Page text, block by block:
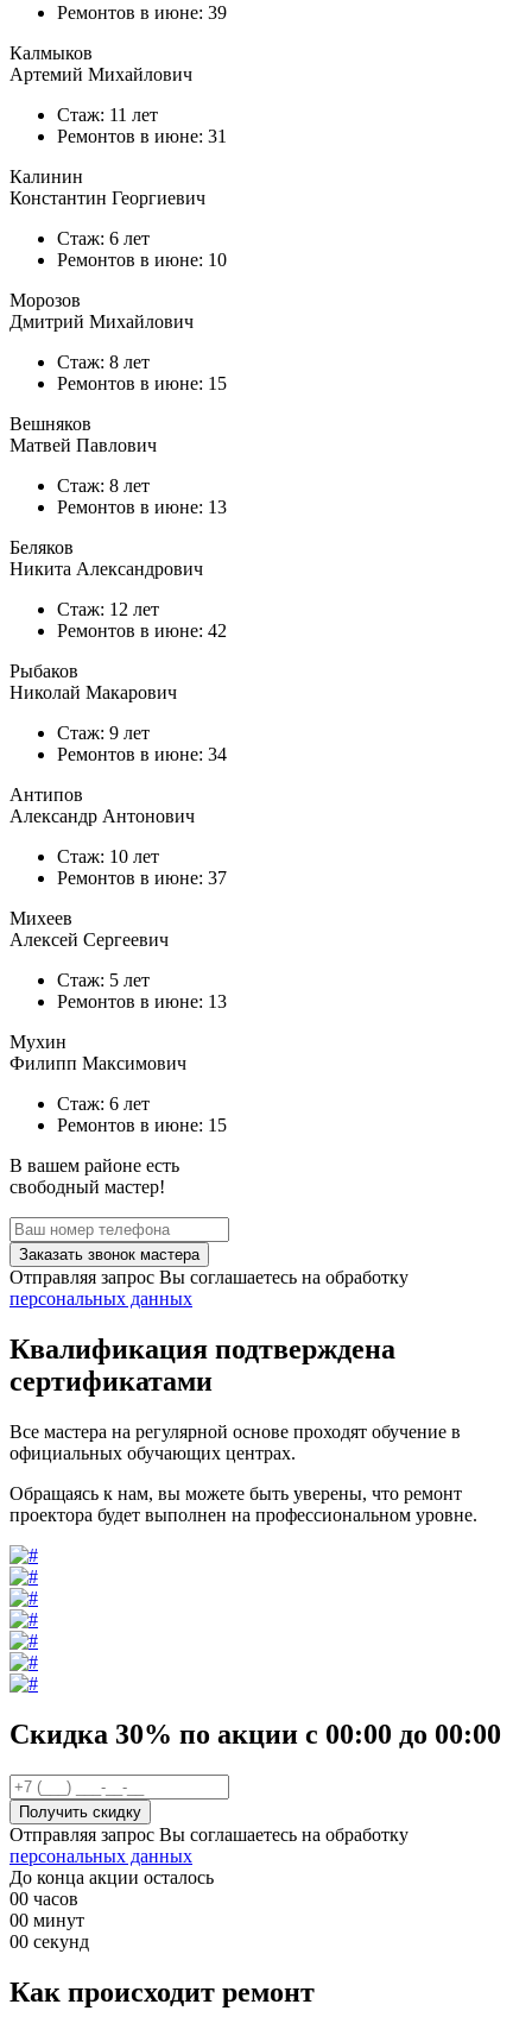
Ремонтов в июне: 39
Калмыков
Артемий Михайлович
Стаж: 11 лет
Ремонтов в июне: 31
Калинин
Константин Георгиевич
Стаж: 6 лет
Ремонтов в июне: 10
Морозов
Дмитрий Михайлович
Стаж: 8 лет
Ремонтов в июне: 15
Вешняков
Матвей Павлович
Стаж: 8 лет
Ремонтов в июне: 13
Беляков
Никита Александрович
Стаж: 12 лет
Ремонтов в июне: 42
Рыбаков
Николай Макарович
Стаж: 9 лет
Ремонтов в июне: 34
Антипов
Александр Антонович
Стаж: 10 лет
Ремонтов в июне: 37
Михеев
Алексей Сергеевич
Стаж: 5 лет
Ремонтов в июне: 13
Мухин
Филипп Максимович
Стаж: 6 лет
Ремонтов в июне: 15
В вашем районе есть
свободный мастер!
Заказать звонок мастера
Отправляя запрос Вы соглашаетесь на обработку
персональных данных
Квалификация подтверждена
сертификатами
Все мастера на регулярной основе проходят обучение в
официальных обучающих центрах.
Обращаясь к нам, вы можете быть уверены, что ремонт
проектора будет выполнен на профессиональном уровне.
Скидка 30% по акции с 00:00 до 00:00
Отправляя запрос Вы соглашаетесь на обработку
персональных данных
До конца акции осталось
00 часов
00 минут
00 секунд
Как происходит ремонт